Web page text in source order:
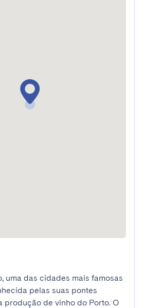
uma das cidades mais famosas
pelas suas pontes
produção de vinho do Porto. O